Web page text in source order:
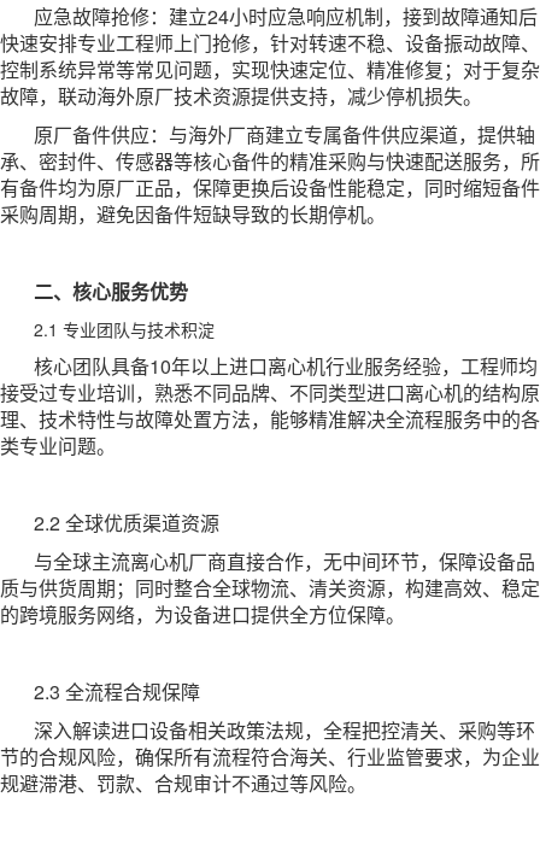
应急故障抢修：建立24小时应急响应机制，接到故障通知后
快速安排专业工程师上门抢修，针对转速不稳、设备振动故障、
控制系统异常等常见问题，实现快速定位、精准修复；对于复杂
故障，联动海外原厂技术资源提供支持，减少停机损失。
原厂备件供应：与海外厂商建立专属备件供应渠道，提供轴
承、密封件、传感器等核心备件的精准采购与快速配送服务，所
有备件均为原厂正品，保障更换后设备性能稳定，同时缩短备件
采购周期，避免因备件短缺导致的长期停机。
二、核心服务优势
2.1 专业团队与技术积淀
核心团队具备10年以上进口离心机行业服务经验，工程师均
接受过专业培训，熟悉不同品牌、不同类型进口离心机的结构原
理、技术特性与故障处置方法，能够精准解决全流程服务中的各
类专业问题。
2.2 全球优质渠道资源
与全球主流离心机厂商直接合作，无中间环节，保障设备品
质与供货周期；同时整合全球物流、清关资源，构建高效、稳定
的跨境服务网络，为设备进口提供全方位保障。
2.3 全流程合规保障
深入解读进口设备相关政策法规，全程把控清关、采购等环
节的合规风险，确保所有流程符合海关、行业监管要求，为企业
规避滞港、罚款、合规审计不通过等风险。